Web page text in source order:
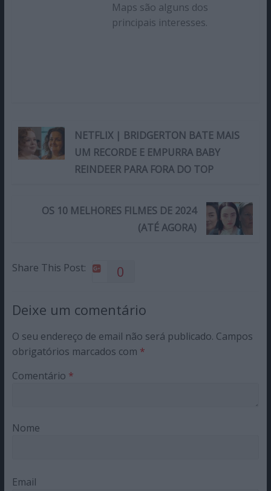
Maps são alguns dos
principais interesses.
NETFLIX | BRIDGERTON BATE MAIS
UM RECORDE E EMPURRA BABY
REINDEER PARA FORA DO TOP
OS 10 MELHORES FILMES DE 2024
(ATÉ AGORA)
Share This Post: 0
Deixe um comentário
O seu endereço de email não será publicado. Campos
obrigatórios marcados com *
Comentário *
Nome
Email